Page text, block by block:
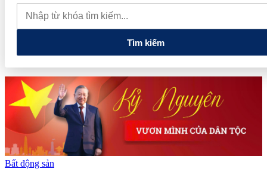
muốn mở rộng hợp tác công nghệ cao tại Đồng Nai
Từ hệ sinh
thái tài chính đến tham vọng năng lượng: T&T Group đang tạo
"đòn bẩy vốn" như thế nào?
Tìm kiếm
Bất động sản